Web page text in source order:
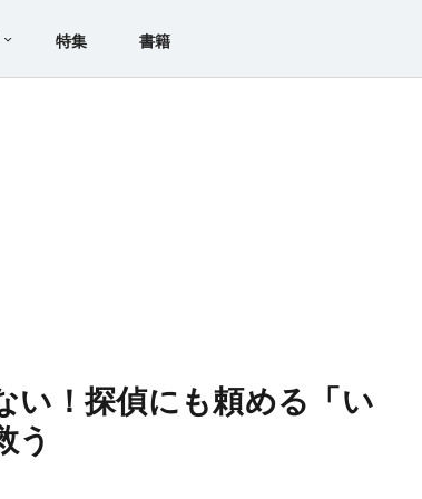
特集 書籍
い！探偵にも頼める「い
う